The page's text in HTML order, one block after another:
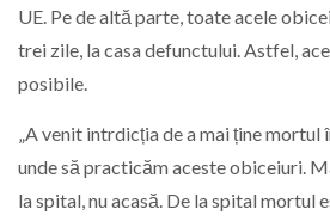
UE. Pe de altă parte, toate acele
trei zile, la casa defunctului. Astfel,
posibile.
„A venit intrdicția de a mai ține mortul
unde să practicăm aceste obiceiuri.
la spital, nu acasă. De la spital mortul